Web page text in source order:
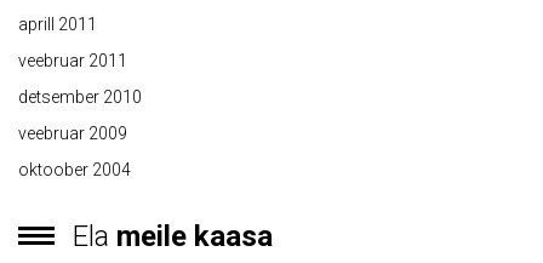
aprill 2011
veebruar 2011
detsember 2010
veebruar 2009
oktoober 2004
Ela meile kaasa